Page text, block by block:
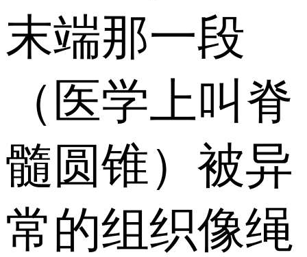
末端那一段
（医学上叫脊
髓圆锥）被异
常的组织像绳